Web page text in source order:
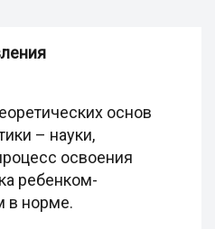
основ
– науки,
освоения
ребенком-
в норме.